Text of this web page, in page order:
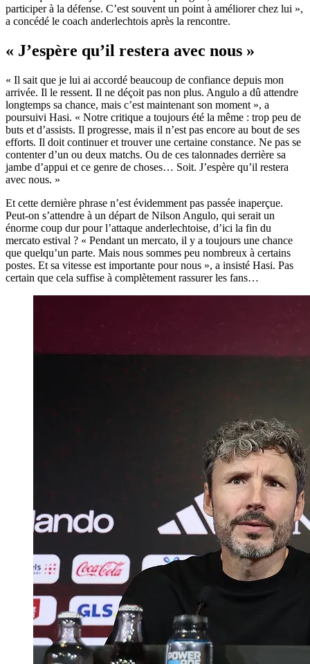
participer à la défense. C’est souvent un point à améliorer chez lui »,
a concédé le coach anderlechtois après la rencontre.
« J’espère qu’il restera avec nous »
« Il sait que je lui ai accordé beaucoup de confiance depuis mon
arrivée. Il le ressent. Il ne déçoit pas non plus. Angulo a dû attendre
longtemps sa chance, mais c’est maintenant son moment », a
poursuivi Hasi. « Notre critique a toujours été la même : trop peu de
buts et d’assists. Il progresse, mais il n’est pas encore au bout de ses
efforts. Il doit continuer et trouver une certaine constance. Ne pas se
contenter d’un ou deux matchs. Ou de ces talonnades derrière sa
jambe d’appui et ce genre de choses… Soit. J’espère qu’il restera
avec nous. »
Et cette dernière phrase n’est évidemment pas passée inaperçue.
Peut-on s’attendre à un départ de Nilson Angulo, qui serait un
énorme coup dur pour l’attaque anderlechtoise, d’ici la fin du
mercato estival ? « Pendant un mercato, il y a toujours une chance
que quelqu’un parte. Mais nous sommes peu nombreux à certains
postes. Et sa vitesse est importante pour nous », a insisté Hasi. Pas
certain que cela suffise à complètement rassurer les fans…